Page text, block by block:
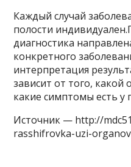
Каждый случай
полости
диагностика
конкретного
интерпретация
зависит от того,
какие симптомы есть у
Источник — http://
rasshifrovka-uzi-